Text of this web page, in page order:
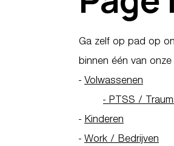
Ga zelf op pad op
binnen één van onze
- Volwassenen
- PTSS /
- Kinderen
- Work / Bedrijven